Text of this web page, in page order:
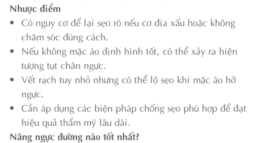
Nhược điểm
Có nguy cơ để lại sẹo rõ nếu cơ địa xấu hoặc không
chăm sóc đúng cách.
Nếu không mặc áo định hình tốt, có thể xảy ra hiện
tượng tụt chân ngực.
Vết rạch tuy nhỏ nhưng có thể lộ sẹo khi mặc áo hở
ngực.
Cần áp dụng các biện pháp chống sẹo phù hợp để đạt
hiệu quả thẩm mỹ lâu dài.
Nâng ngực đường nào tốt nhất?